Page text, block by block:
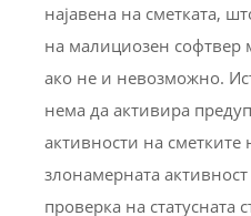
најавена на сметката,
на малициозен софтвер
ако не и невозможно.
нема да активира
активности на сметките
злонамерната
проверка на статусната